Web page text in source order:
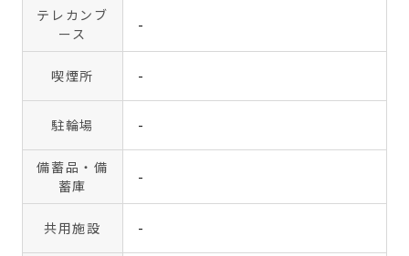
テレカンブ
ース
-
喫煙所 -
駐輪場 -
備蓄品・備
蓄庫
-
共用施設 -